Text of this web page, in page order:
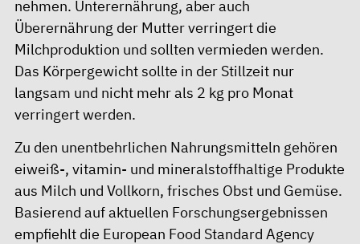
nehmen. Unterernährung, aber auch
Überernährung der Mutter verringert die
Milchproduktion und sollten vermieden werden.
Das Körpergewicht sollte in der Stillzeit nur
langsam und nicht mehr als 2 kg pro Monat
verringert werden.
Zu den unentbehrlichen Nahrungsmitteln gehören
eiweiß-, vitamin- und mineralstoffhaltige Produkte
aus Milch und Vollkorn, frisches Obst und Gemüse.
Basierend auf aktuellen Forschungsergebnissen
empfiehlt die European Food Standard Agency